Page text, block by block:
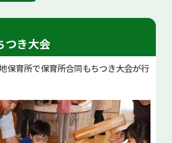
つき大会
保育所で保育所合同もちつき大会が行